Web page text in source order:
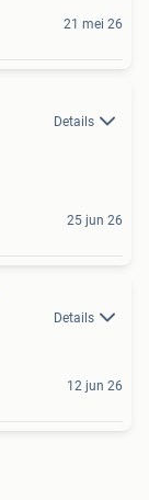
21 mei 26
Details
25 jun 26
Details
12 jun 26